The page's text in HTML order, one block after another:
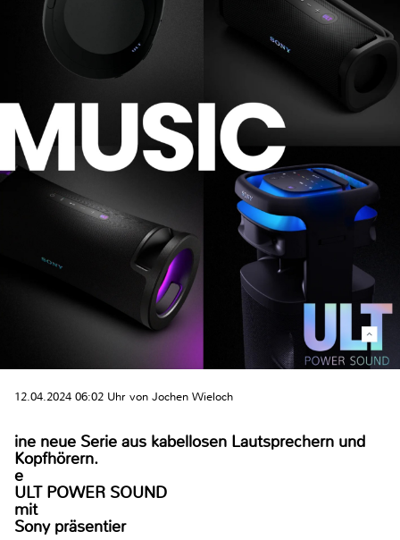
12.04.2024 06:02 Uhr von Jochen Wieloch
Sony präsentier
mit
ULT POWER SOUND
e
ine neue Serie aus kabellosen Lautsprechern und
Kopfhörern.